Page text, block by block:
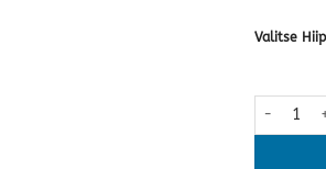
Valitse
Anton